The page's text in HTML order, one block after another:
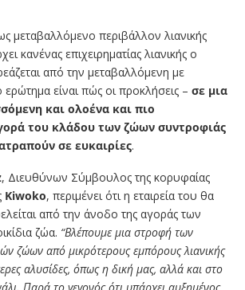
μεταβαλλόμενο περιβάλλον λιανικής
κανένας επιχειρηματίας λιανικής ο
από την μεταβαλλόμενη με
είναι πώς οι προκλήσεις – σε μια
και ολοένα και πιο
του κλάδου των ζώων συντροφιάς
σε ευκαιρίες.
, Διευθύνων Σύμβουλος της κορυφαίας
Kiwoko, περιμένει ότι η εταιρεία του θα
από την άνοδο της αγοράς των
ζώα. “Βλέπουμε μια στροφή των
ζώων από μικρότερους εμπόρους λιανικής
αλυσίδες, όπως η δική μας, αλλά και στο